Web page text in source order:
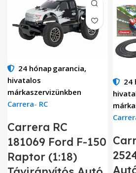
24 hónap garancia,
hivatalos
márkaszervizünkben
Carrera- RC
Carrera RC
181069 Ford F-150
Raptor (1:18)
24